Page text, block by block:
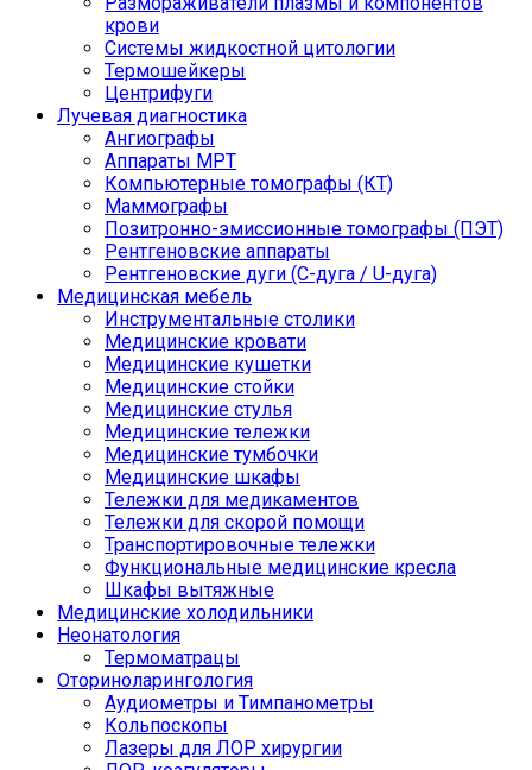
крови
Системы жидкостной цитологии
Термошейкеры
Центрифуги
Лучевая диагностика
Ангиографы
Аппараты МРТ
Компьютерные томографы (КТ)
Маммографы
Позитронно-эмиссионные томографы (ПЭТ)
Рентгеновские аппараты
Рентгеновские дуги (С-дуга / U-дуга)
Медицинская мебель
Инструментальные столики
Медицинские кровати
Медицинские кушетки
Медицинские стойки
Медицинские стулья
Медицинские тележки
Медицинские тумбочки
Медицинские шкафы
Тележки для медикаментов
Тележки для скорой помощи
Транспортировочные тележки
Функциональные медицинские кресла
Шкафы вытяжные
Медицинские холодильники
Неонатология
Термоматрацы
Оториноларингология
Аудиометры и Тимпанометры
Кольпоскопы
Лазеры для ЛОР хирургии